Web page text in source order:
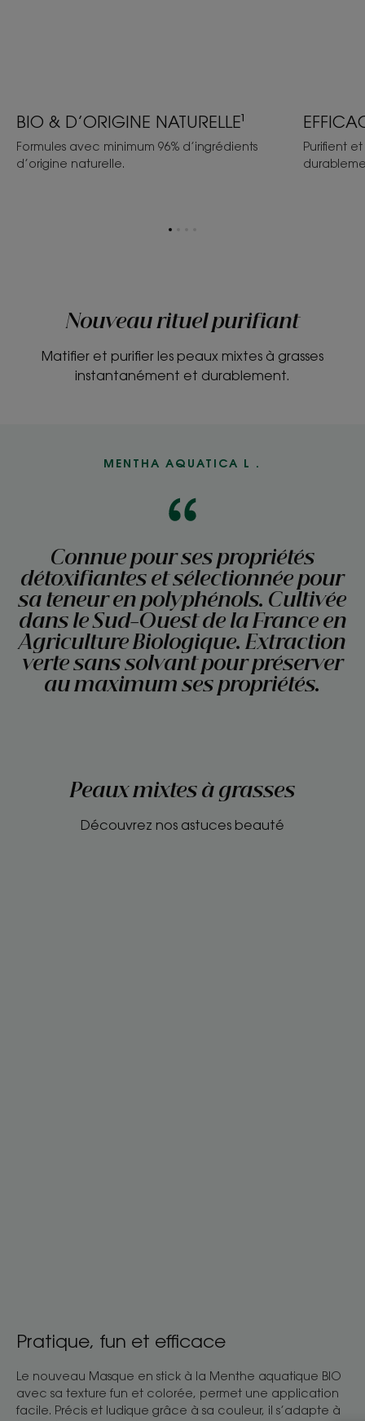
BIO & D’ORIGINE NATURELLE¹
Formules avec minimum 96% d’ingrédients
d’origine naturelle.
Purifient
Aller
Nouveau rituel purifiant
Matifier et purifier les peaux mixtes à grasses
instantanément et durablement.
MENTHA AQUATICA L .
Connue pour ses propriétés
détoxifiantes et sélectionnée pour
sa teneur en polyphénols. Cultivée
dans le Sud-Ouest de la France en
Agriculture Biologique. Extraction
verte sans solvant pour préserver
au maximum ses propriétés.
Peaux mixtes à grasses
Découvrez nos astuces beauté
Pratique, fun et efficace
Le nouveau Masque en stick à la Menthe aquatique BIO
avec sa texture fun et colorée, permet une application
facile. Précis et ludique grâce à sa couleur, il s’adapte à